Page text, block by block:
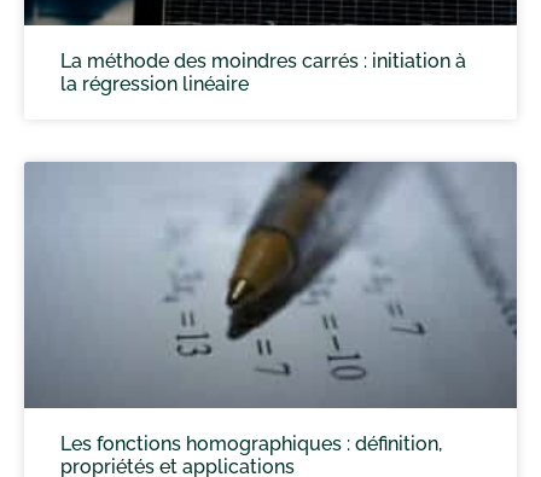
La méthode des moindres carrés : initiation à
la régression linéaire
Les fonctions homographiques : définition,
propriétés et applications